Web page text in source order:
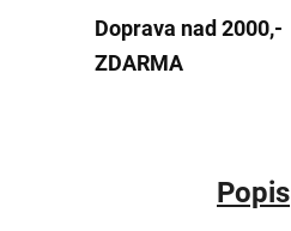
Doprava nad 2000,-
ZDARMA
Popis